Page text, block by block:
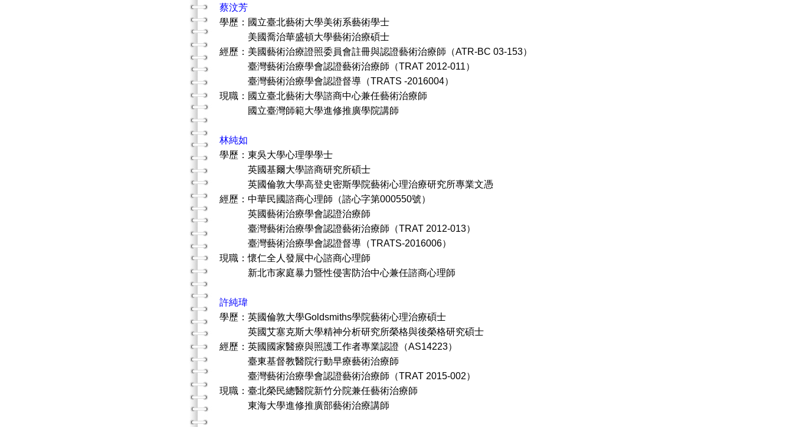
蔡汶芳
學歷：國立臺北藝術大學美術系藝術學士
美國喬治華盛頓大學藝術治療碩士
經歷：美國藝術治療證照委員會註冊與認證藝術治療師（ATR-BC 03-153）
臺灣藝術治療學會認證藝術治療師（TRAT 2012-011）
臺灣藝術治療學會認證督導（TRATS -2016004）
現職：國立臺北藝術大學諮商中心兼任藝術治療師
國立臺灣師範大學進修推廣學院講師
林純如
學歷：東吳大學心理學學士
英國基爾大學諮商研究所碩士
英國倫敦大學高登史密斯學院藝術心理治療研究所專業文憑
經歷：中華民國諮商心理師（諮心字第000550號）
英國藝術治療學會認證治療師
臺灣藝術治療學會認證藝術治療師（TRAT 2012-013）
臺灣藝術治療學會認證督導（TRATS-2016006）
現職：懷仁全人發展中心諮商心理師
新北市家庭暴力暨性侵害防治中心兼任諮商心理師
許純瑋
學歷：英國倫敦大學Goldsmiths學院藝術心理治療碩士
英國艾塞克斯大學精神分析研究所榮格與後榮格研究碩士
經歷：英國國家醫療與照護工作者專業認證（AS14223）
臺東基督教醫院行動早療藝術治療師
臺灣藝術治療學會認證藝術治療師（TRAT 2015-002）
現職：臺北榮民總醫院新竹分院兼任藝術治療師
東海大學進修推廣部藝術治療講師